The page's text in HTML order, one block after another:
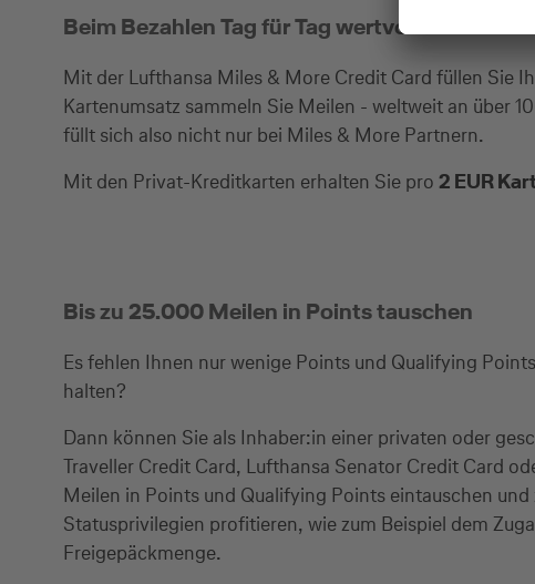
Beim Bezahlen Tag für Tag wertvolle Meilen
Mit der Lufthansa Miles & More Credit Card füllen Sie
Kartenumsatz sammeln Sie Meilen - weltweit an über
füllt sich also nicht nur bei Miles & More Partnern.
Mit den Privat-Kreditkarten erhalten Sie pro 2 EUR
Bis zu 25.000 Meilen in Points tauschen
Es fehlen Ihnen nur wenige Points und Qualifying
halten?
Dann können Sie als Inhaber:in einer privaten oder
Traveller Credit Card, Lufthansa Senator Credit Card
Meilen in Points und Qualifying Points eintauschen
Statusprivilegien profitieren, wie zum Beispiel dem
Freigepäckmenge.